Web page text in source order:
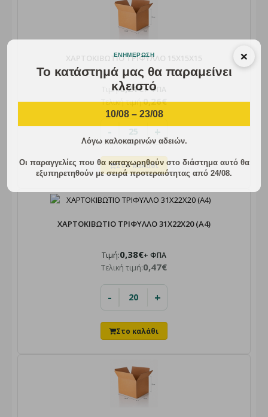
×
ΕΝΗΜΈΡΩΣΗ
Το κατάστημά μας θα παραμείνει
κλειστό
10/08 – 23/08
Λόγω καλοκαιρινών αδειών.
Οι παραγγελίες που θα καταχωρηθούν στο διάστημα αυτό θα
εξυπηρετηθούν με σειρά προτεραιότητας από 24/08.
ΧΑΡΤΟΚΙΒΩΤΙΟ ΤΡΙΦΥΛΛΟ 15X15X15
Τιμή:0,21€+ ΦΠΑ
Τελική τιμή:0,26€
- +
ΧΑΡΤΟΚΙΒΩΤΙΟ ΤΡΙΦΥΛΛΟ 31Χ22Χ20 (Α4)
Τιμή:0,38€+ ΦΠΑ
Τελική τιμή:0,47€
- +